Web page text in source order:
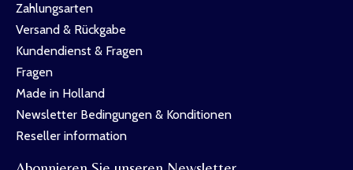
Zahlungsarten
Versand & Rückgabe
Kundendienst & Fragen
Fragen
Made in Holland
Newsletter Bedingungen & Konditionen
Reseller information